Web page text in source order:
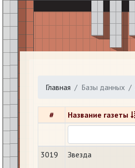
Главная Базы данных
# Название газеты
3019 Звезда